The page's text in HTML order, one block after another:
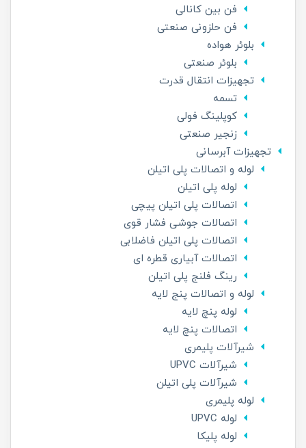
فن بین کانالی
فن حلزونی صنعتی
بلوئر هواده
بلوئر صنعتی
تجهیزات انتقال قدرت
تسمه
کوپلینگ فولی
زنجیر صنعتی
تجهیزات آبرسانی
لوله و اتصالات پلی اتیلن
لوله پلی اتیلن
اتصالات پلی اتیلن پیچی
اتصالات جوشی فشار قوی
اتصالات پلی اتیلن فاضلابی
اتصالات آبیاری قطره ای
رینگ فلنج پلی اتیلن
لوله و اتصالات پنج لایه
لوله پنچ لایه
اتصالات پنچ لایه
شیرآلات پلیمری
شیرآلات UPVC
شیرآلات پلی اتیلن
لوله پلیمری
لوله UPVC
لوله پلیکا